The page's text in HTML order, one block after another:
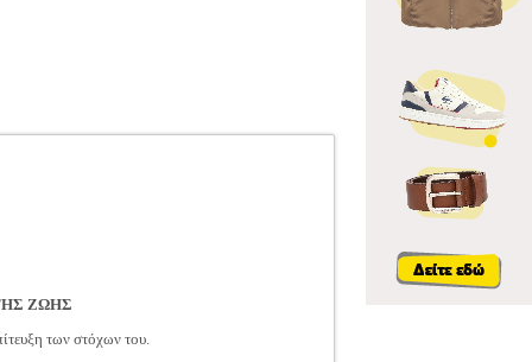
ΖΩΗΣ
των στόχων του.